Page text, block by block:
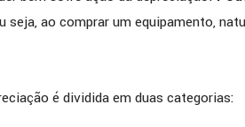
seja, ao comprar um equipamento,
é dividida em duas categorias: